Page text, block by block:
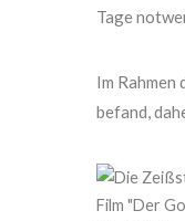
Tage
Im Rahmen
befand,